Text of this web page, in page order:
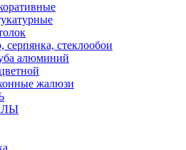
серпянка, стеклообои
алюминий
жалюзи